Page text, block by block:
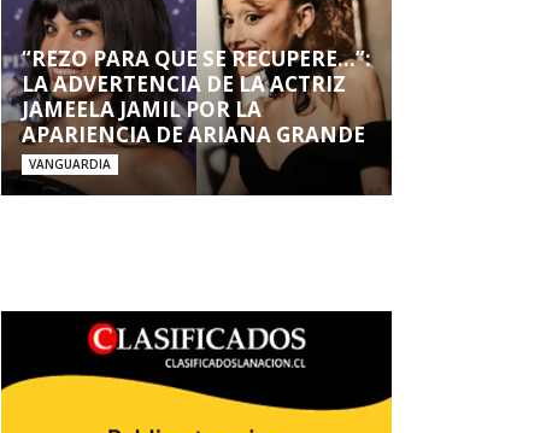
“REZO PARA QUE SE RECUPERE…”:
LA ADVERTENCIA DE LA ACTRIZ
JAMEELA JAMIL POR LA
APARIENCIA DE ARIANA GRANDE
VANGUARDIA